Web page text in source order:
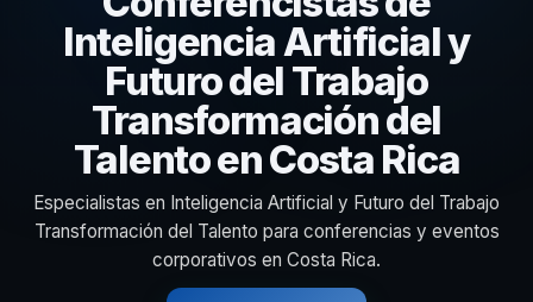
Inteligencia Artificial y
Futuro del Trabajo
Transformación del
Talento en Costa Rica
Especialistas en Inteligencia Artificial y Futuro del Trabajo
Transformación del Talento para conferencias y eventos
corporativos en Costa Rica.